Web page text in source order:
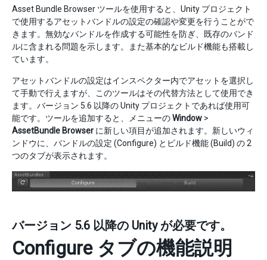
Asset Bundle Browser ツールを使用すると、Unity プロジェクト
で使用するアセットバンドルの設定の確認や変更を行うことがで
きます。無効なバンドルを作成する可能性を防ぎ、既存のバンド
ルに含まれる問題を示します。また基本的なビルド機能も搭載し
ています。
アセットバンドルの設定はインスペクター内でアセットを選択し
て手動で行えますが、このツールはその代替方法として使用でき
ます。バージョン 5.6 以降の Unity プロジェクトであれば使用可
能です。ツールを追加すると、メニューのWindow >
AssetBundle Browser に新しい項目が追加されます。新しいウィ
ンドウに、バンドルの設定 (Configure) とビルド機能 (Build) の 2
つのタブが表示されます。
バージョン 5.6 以降の Unity が必要です。
Configure タブの機能説明